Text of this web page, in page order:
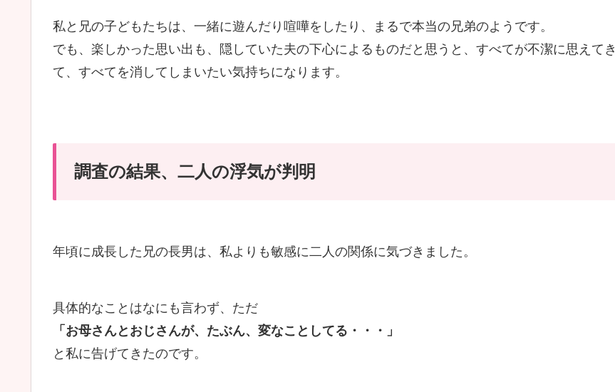
私と兄の子どもたちは、一緒に遊んだり喧嘩をしたり、まるで本当の兄弟のようです。
でも、楽しかった思い出も、隠していた夫の下心によるものだと思うと、すべてが不潔に思えてき
て、すべてを消してしまいたい気持ちになります。
調査の結果、二人の浮気が判明
年頃に成長した兄の長男は、私よりも敏感に二人の関係に気づきました。
具体的なことはなにも言わず、ただ
「お母さんとおじさんが、たぶん、変なことしてる・・・」
と私に告げてきたのです。